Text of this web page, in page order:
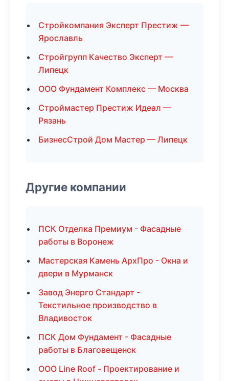
Стройкомпания Эксперт Престиж —
Ярославль
Стройгрупп Качество Эксперт —
Липецк
ООО Фундамент Комплекс — Москва
Строймастер Престиж Идеал —
Рязань
БизнесСтрой Дом Мастер — Липецк
Другие компании
ПСК Отделка Премиум - Фасадные
работы в Воронеж
Мастерская Камень АрхПро - Окна и
двери в Мурманск
Завод Энерго Стандарт -
Текстильное производство в
Владивосток
ПСК Дом Фундамент - Фасадные
работы в Благовещенск
ООО Line Roof - Проектирование и